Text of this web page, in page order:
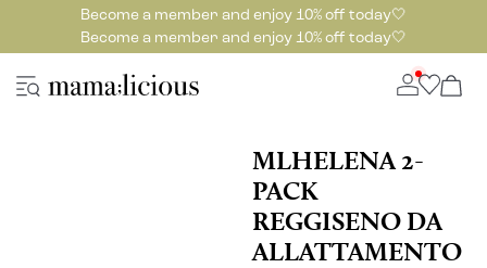
Become a member and enjoy 10% off today🤍
Become a member and enjoy 10% off today🤍
MLHELENA 2-
PACK
REGGISENO DA
ALLATTAMENTO